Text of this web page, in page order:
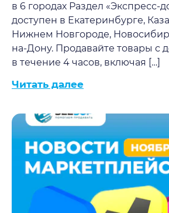
в 6 городах Раздел «Экспресс-
доступен в Екатеринбурге,
Нижнем Новгороде,
на-Дону. Продавайте товары с
в течение 4 часов, включая […]
Читать далее